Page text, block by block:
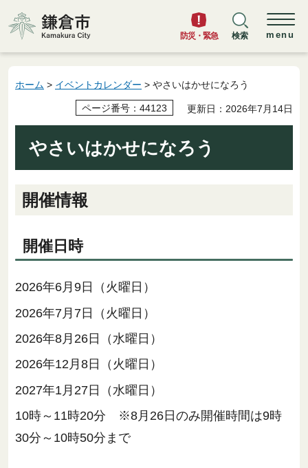
鎌倉市
防災・緊急 検索 menu
ホーム > イベントカレンダー > やさいはかせになろう
ページ番号：44123 更新日：2026年7月14日
やさいはかせになろう
開催情報
開催日時
2026年6月9日（火曜日）
2026年7月7日（火曜日）
2026年8月26日（水曜日）
2026年12月8日（火曜日）
2027年1月27日（水曜日）
10時～11時20分 ※8月26日のみ開催時間は9時
30分～10時50分まで